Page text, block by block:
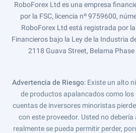
RoboForex Ltd es una empresa
por la FSC, licencia nº 9759600,
RoboForex Ltd está registrada por
Financieros bajo la Ley de la Industria
2118 Guava Street, Belama Phase
Advertencia de Riesgo: Existe un alto
de productos apalancados como los
cuentas de inversores minoristas
con este proveedor. Usted no
realmente se pueda permitir perder,